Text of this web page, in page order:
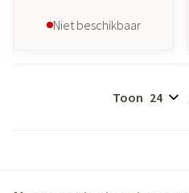
Niet beschikbaar
Toon